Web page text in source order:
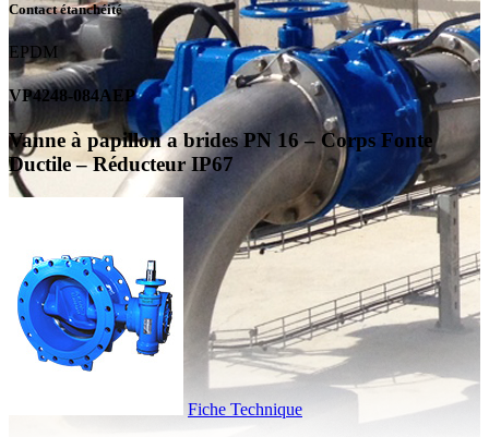
Contact étanchéité
EPDM
VP4248-084AEP
Vanne à papillon a brides PN 16 – Corps Fonte
Ductile – Réducteur IP67
Fiche Technique